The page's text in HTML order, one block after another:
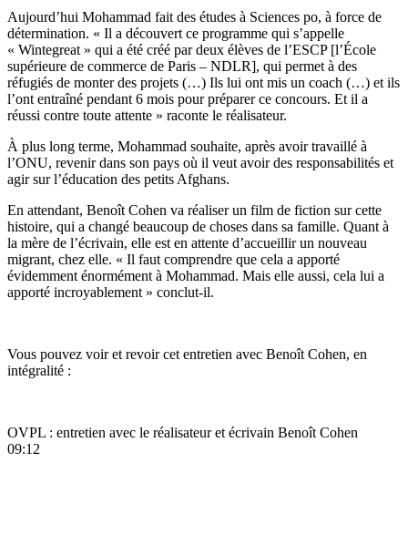
Aujourd’hui Mohammad fait des études à Sciences po, à force de
détermination. « Il a découvert ce programme qui s’appelle
« Wintegreat » qui a été créé par deux élèves de l’ESCP [l’École
supérieure de commerce de Paris – NDLR], qui permet à des
réfugiés de monter des projets (…) Ils lui ont mis un coach (…) et ils
l’ont entraîné pendant 6 mois pour préparer ce concours. Et il a
réussi contre toute attente » raconte le réalisateur.
À plus long terme, Mohammad souhaite, après avoir travaillé à
l’ONU, revenir dans son pays où il veut avoir des responsabilités et
agir sur l’éducation des petits Afghans.
En attendant, Benoît Cohen va réaliser un film de fiction sur cette
histoire, qui a changé beaucoup de choses dans sa famille. Quant à
la mère de l’écrivain, elle est en attente d’accueillir un nouveau
migrant, chez elle. « Il faut comprendre que cela a apporté
évidemment énormément à Mohammad. Mais elle aussi, cela lui a
apporté incroyablement » conclut-il.
Vous pouvez voir et revoir cet entretien avec Benoît Cohen, en
intégralité :
OVPL : entretien avec le réalisateur et écrivain Benoît Cohen
09:12